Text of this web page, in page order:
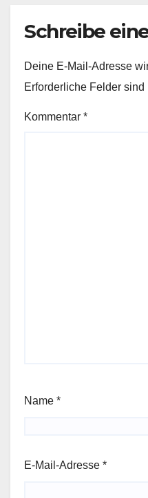
Schreibe
Deine E-Mail-Adresse
Erforderliche Felder sind
Kommentar *
Name *
E-Mail-Adresse *